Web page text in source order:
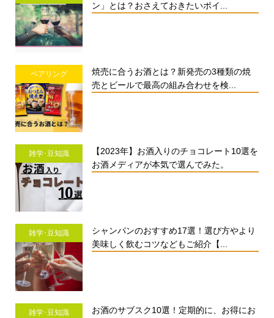
ン」とは？おさえておきたいポイ...
ペアリング
焼売に合うお酒とは？新発売の3種類の焼
売とビールで最高の組み合わせを検...
雑学･豆知識
【2023年】お酒入りのチョコレート10選を
お酒メディアが本気で選んでみた。
雑学･豆知識
シャンパンのおすすめ17選！選び方やより
美味しく飲むコツなどもご紹介【...
雑学･豆知識
お酒のサブスク10選！定期的に、お得にお